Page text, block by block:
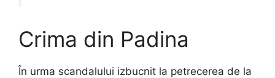
Crima din Padina
În urma scandalului izbucnit la petrecerea de la